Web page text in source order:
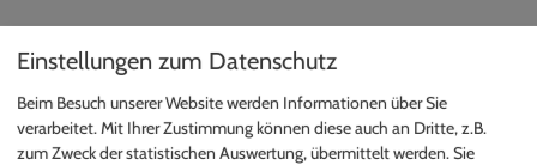
Zuständige Mitarbeiter
Benjamin Dirsch
Christine Rößler
Einstellungen zum Datenschutz
Beim Besuch unserer Website werden Informationen über Sie
verarbeitet. Mit Ihrer Zustimmung können diese auch an Dritte, z.B.
zum Zweck der statistischen Auswertung, übermittelt werden. Sie